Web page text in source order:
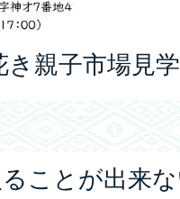
き親子市場見
ことが出来